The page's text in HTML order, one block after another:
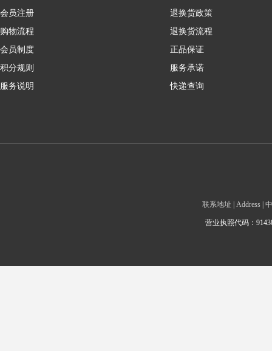
会员注册
购物流程
会员制度
积分规则
服务说明
退换货政策
退换货流程
正品保证
服务承诺
快递查询
联系地址 | Address |
营业执照代码：